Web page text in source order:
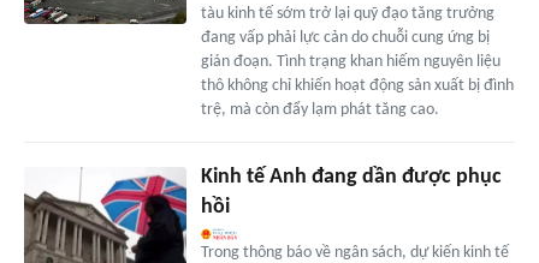
tàu kinh tế sớm trở lại quỹ đạo tăng trưởng
đang vấp phải lực cản do chuỗi cung ứng bị
gián đoạn. Tình trạng khan hiếm nguyên liệu
thô không chỉ khiến hoạt động sản xuất bị đình
trệ, mà còn đẩy lạm phát tăng cao.
Kinh tế Anh đang dần được phục
hồi
Trong thông báo về ngân sách, dự kiến kinh tế